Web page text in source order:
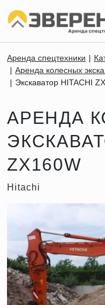
Аренда спецтехники
Аренда колесных
Экскаватор HITACHI
АРЕНДА
ZX160W
Hitachi